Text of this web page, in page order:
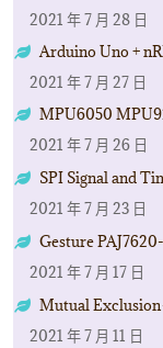
2021 年 7 月 28 日
Arduino Uno +
2021 年 7 月 27 日
MPU6050
2021 年 7 月 26 日
SPI Signal and
2021 年 7 月 23 日
Gesture
2021 年 7 月 17 日
Mutual
2021 年 7 月 11 日